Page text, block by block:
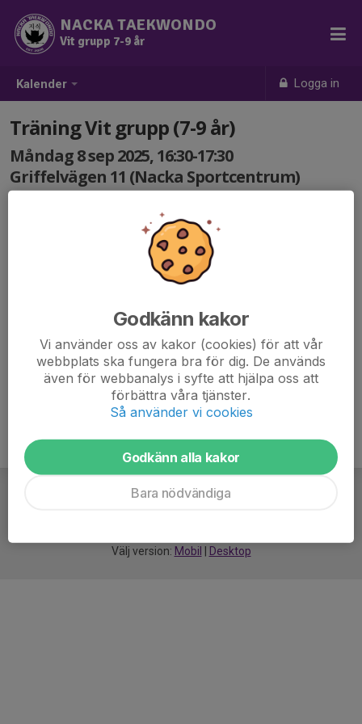
Kalender Logga in
NACKA TAEKWONDO
Vit grupp 7-9 år
Träning Vit grupp (7-9 år)
Måndag 8 sep 2025, 16:30-17:30
Griffelvägen 11 (Nacka Sportcentrum)
Välj version: Mobil Desktop
Godkänn kakor
Vi använder oss av kakor (cookies) för att vår
webbplats ska fungera bra för dig. De används
även för webbanalys i syfte att hjälpa oss att
förbättra våra tjänster.
Så använder vi cookies
Godkänn alla kakor
Bara nödvändiga